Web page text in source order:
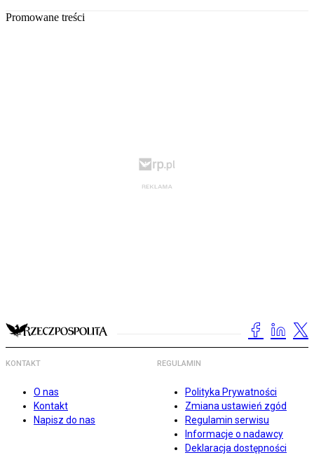
Promowane treści
KONTAKT
O nas
Kontakt
Napisz do nas
REGULAMIN
Polityka Prywatności
Zmiana ustawień zgód
Regulamin serwisu
Informacje o nadawcy
Deklaracja dostępności